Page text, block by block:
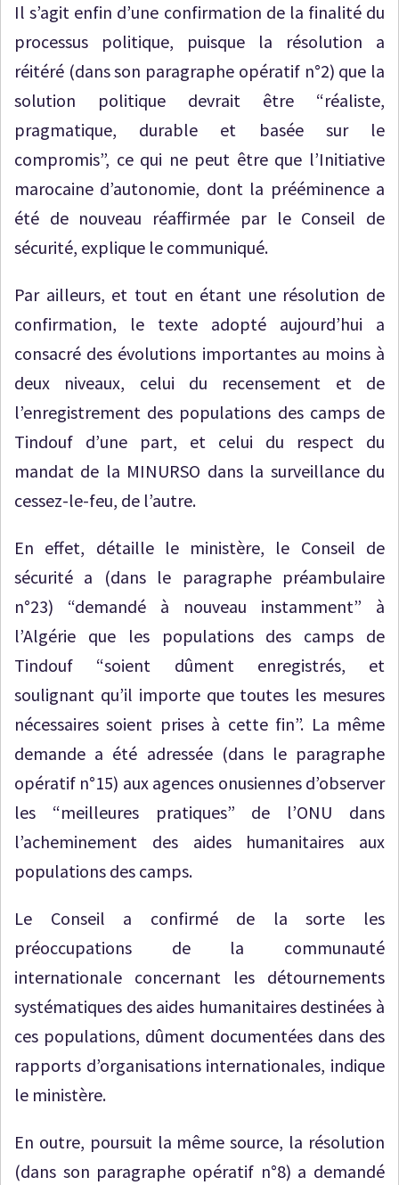
Il s’agit enfin d’une confirmation de la finalité du
processus politique, puisque la résolution a
réitéré (dans son paragraphe opératif n°2) que la
solution politique devrait être “réaliste,
pragmatique, durable et basée sur le
compromis”, ce qui ne peut être que l’Initiative
marocaine d’autonomie, dont la prééminence a
été de nouveau réaffirmée par le Conseil de
sécurité, explique le communiqué.
Par ailleurs, et tout en étant une résolution de
confirmation, le texte adopté aujourd’hui a
consacré des évolutions importantes au moins à
deux niveaux, celui du recensement et de
l’enregistrement des populations des camps de
Tindouf d’une part, et celui du respect du
mandat de la MINURSO dans la surveillance du
cessez-le-feu, de l’autre.
En effet, détaille le ministère, le Conseil de
sécurité a (dans le paragraphe préambulaire
n°23) “demandé à nouveau instamment” à
l’Algérie que les populations des camps de
Tindouf “soient dûment enregistrés, et
soulignant qu’il importe que toutes les mesures
nécessaires soient prises à cette fin”. La même
demande a été adressée (dans le paragraphe
opératif n°15) aux agences onusiennes d’observer
les “meilleures pratiques” de l’ONU dans
l’acheminement des aides humanitaires aux
populations des camps.
Le Conseil a confirmé de la sorte les
préoccupations de la communauté
internationale concernant les détournements
systématiques des aides humanitaires destinées à
ces populations, dûment documentées dans des
rapports d’organisations internationales, indique
le ministère.
En outre, poursuit la même source, la résolution
(dans son paragraphe opératif n°8) a demandé